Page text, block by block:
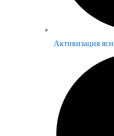
Активизация